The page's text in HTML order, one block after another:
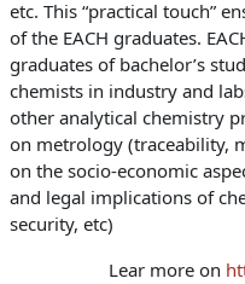
etc. This “practical touch”
of the EACH graduates.
graduates of bachelor’s
chemists in industry and
other analytical chemistry
on metrology (traceability,
on the socio-economic
and legal implications of
security, etc)
Lear more on